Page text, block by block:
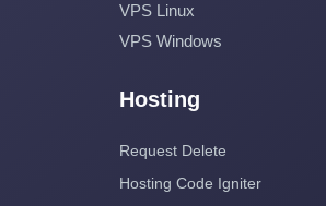
VPS Linux
VPS Windows
Hosting
Request Delete
Hosting Code Igniter